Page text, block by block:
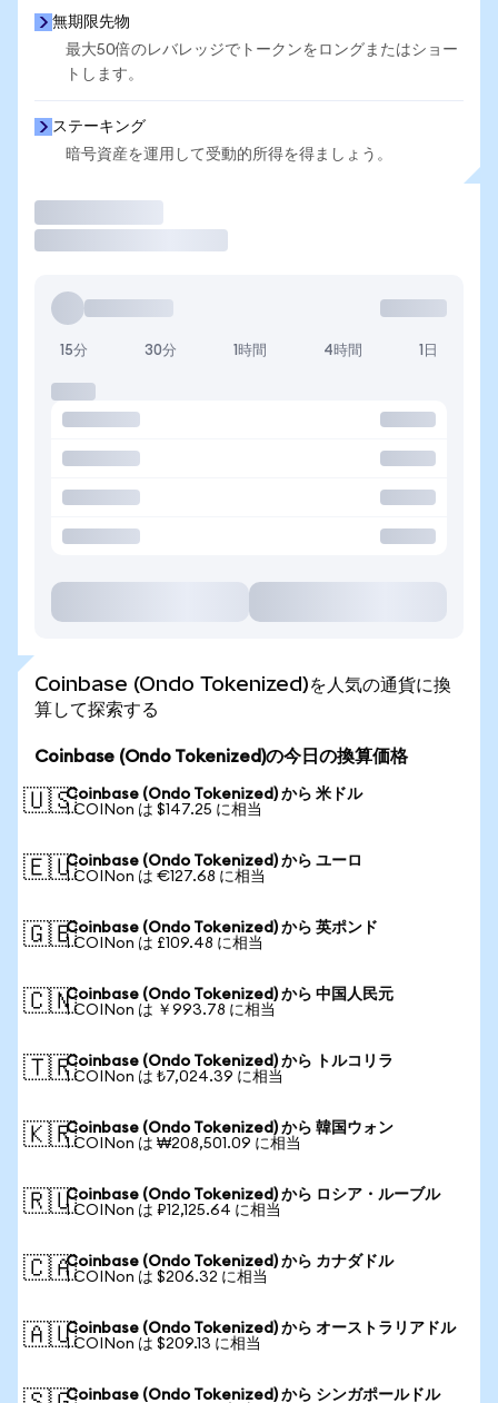
無期限先物
最大50倍のレバレッジでトークンをロングまたはショー
トします。
ステーキング
暗号資産を運用して受動的所得を得ましょう。
15分 30分 1時間 4時間 1日
Coinbase (Ondo Tokenized)を人気の通貨に換
算して探索する
Coinbase (Ondo Tokenized)の今日の換算価格
🇺🇸Coinbase (Ondo Tokenized) から 米ドル
1 COINon は $147.25 に相当
🇪🇺Coinbase (Ondo Tokenized) から ユーロ
1 COINon は €127.68 に相当
🇬🇧Coinbase (Ondo Tokenized) から 英ポンド
1 COINon は £109.48 に相当
🇨🇳Coinbase (Ondo Tokenized) から 中国人民元
1 COINon は ￥993.78 に相当
🇹🇷Coinbase (Ondo Tokenized) から トルコリラ
1 COINon は ₺7,024.39 に相当
🇰🇷Coinbase (Ondo Tokenized) から 韓国ウォン
1 COINon は ₩208,501.09 に相当
🇷🇺Coinbase (Ondo Tokenized) から ロシア・ルーブル
1 COINon は ₽12,125.64 に相当
🇨🇦Coinbase (Ondo Tokenized) から カナダドル
1 COINon は $206.32 に相当
🇦🇺Coinbase (Ondo Tokenized) から オーストラリアドル
1 COINon は $209.13 に相当
Coinbase (Ondo Tokenized) から シンガポールドル